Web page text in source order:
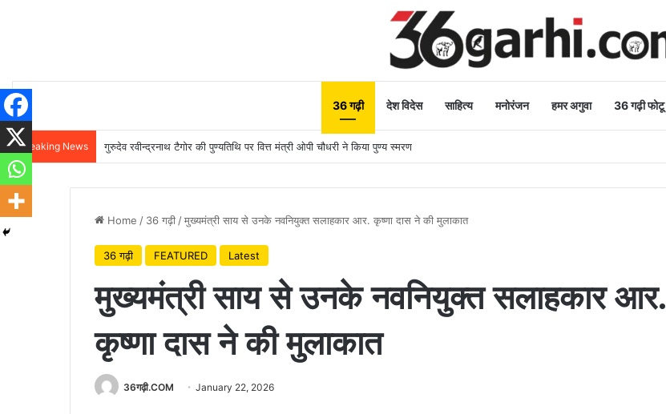
36 गढ़ी देश विदेस साहित्य मनोरंजन हमर अगुवा 36 गढ़ी फोटू
Breaking News गुरुदेव रवीन्द्रनाथ टैगोर की पुण्यतिथि पर वित्त मंत्री ओपी चौधरी ने किया पुण्य स्मरण
Home / 36 गढ़ी /मुख्यमंत्री साय से उनके नवनियुक्त सलाहकार आर. कृष्णा दास ने की मुलाकात
36 गढ़ी FEATURED Latest
मुख्यमंत्री साय से उनके नवनियुक्त सलाहकार आर.
कृष्णा दास ने की मुलाकात
36गढ़ी.COM January 22, 2026